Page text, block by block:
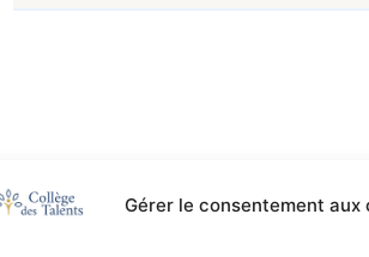
Gérer le consentement aux